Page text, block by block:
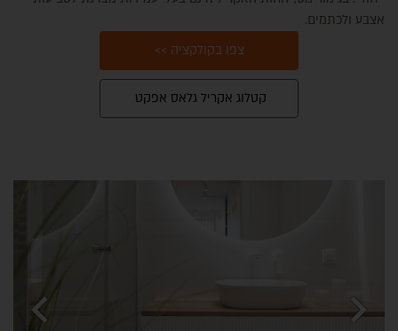
אצבע ולכתמים.
צפו בקולקציה >>
קטלוג אקריל גלאס אפקט
chevron_left chevron_right